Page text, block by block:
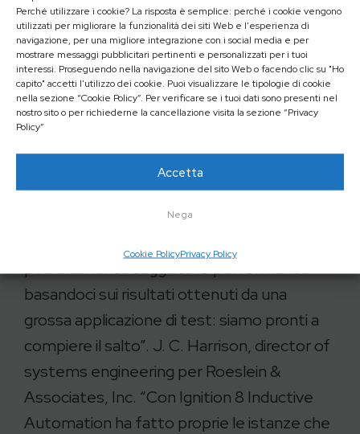
Perché utilizzare i cookie? La risposta è semplice: perché i cookie vengono
utilizzati per migliorare la funzionalità dei siti Web e l'esperienza di
navigazione, per una migliore integrazione con i social media e per
mostrare messaggi pubblicitari pertinenti e personalizzati per i tuoi
interessi. Proseguendo nella navigazione del sito Web o facendo clic su "Ho
capito" accetti l'utilizzo dei cookie. Puoi visualizzare le tipologie di cookie
nella sezione “Cookie Policy”. Per verificare se i tuoi dati sono presenti nel
nostro sito o per richiederne la cancellazione visita la sezione “Privacy
Policy”
Accetta
Nega
Cookie PolicyPrivacy Policy
un cambiamento fondamentale nelle
modalità di sviluppo delle applicazioni Scada.
Non solo noi, ma anche il nostro più grande
cliente e utilizzatore di Ignition è rimasto
impressionato dal nuovo set di funzionalità
Hastie, senior control systems
engineer di Able-Baker Automation, Inc.
“Non vediamo l’ora di utilizzare il nuovo
positivamente saggiato le performance
basandoci sui risultati ottenuti da una
grossa applicazione di test: siamo pronti a
compiere il salto”. J. C. Harrison, director of
systems engineering per Roeslein &
Associates, Inc. “Con Ignition 8 Inductive
Automation ha fatto proprie le istanze che